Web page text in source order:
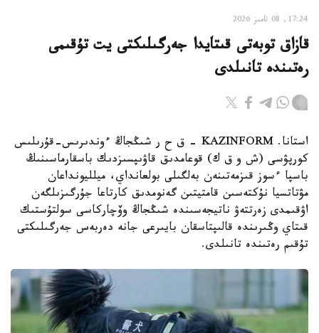
17:24, 08 تامىز 2026
قازاق توبەتى قىتايدا جەرگىلىكتى يت تۇقىمى
رەتىندە تانىلدى
استانا. KAZINFORM – ق ح ر شىڭجاڭ ءوندىرىس-قۇرىلىس
كورپۋسى (ش و ق ك) قوعامدىق قاۋىپسىزدىك باسقارماسىنىڭ
باسپا ءسوز قىزمەتىنەن بەلگىلى بولعانداي، ميلليونداعان
مۋتاتسيا نۇكتەسىن قامتيتىن گەنومدىق كارتاعا جۇرگىزىلگەن
اۋقىمدى زەرتتەۋ ناتيجەسىندە شىڭجاڭ وۆچاركاسى سولتۇستىك
قىتاي وڭىرىندە قالىپتاسقان بايىرعى جانە دەربەس جەرگىلىكتى
تۇقىم رەتىندە تانىلدى.